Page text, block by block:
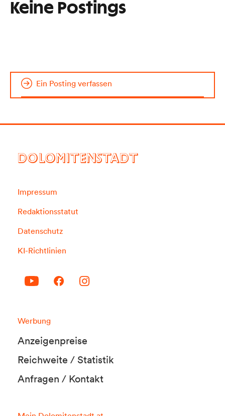
Keine Postings
Ein Posting verfassen
DOLOMITENSTADT
Impressum
Redaktionsstatut
Datenschutz
KI-Richtlinien
Werbung
Anzeigenpreise
Reichweite / Statistik
Anfragen / Kontakt